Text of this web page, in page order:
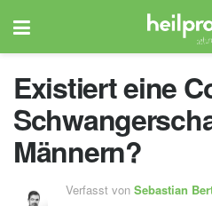
Existiert eine
Männern?
Verfasst von Sebastian